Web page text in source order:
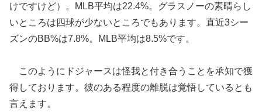
けですけど）。MLB平均は22.4%。グラスノーの素晴らし
いところは四球が少ないところでもあります。直近3シー
ズンのBB%は7.8%。MLB平均は8.5%です。
このようにドジャースは怪我と付き合うことを承知で獲
得しております。彼のある程度の離脱は覚悟しているとも
言えます。